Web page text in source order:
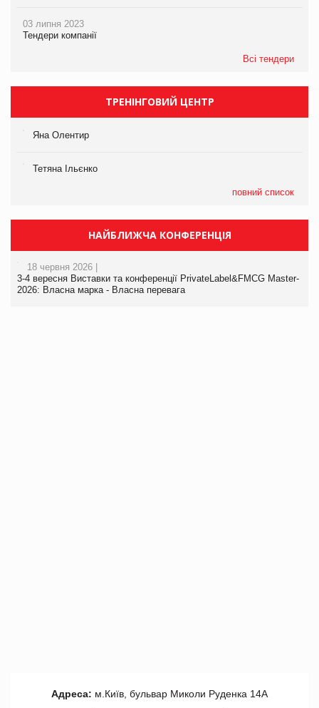
03 липня 2023
Тендери компанії
Всі тендери
ТРЕНІНГОВИЙ ЦЕНТР
Яна Олентир
Тетяна Ільєнко
повний список
НАЙБЛИЖЧА КОНФЕРЕНЦІЯ
18 червня 2026 |
3-4 вересня Виставки та конференції PrivateLabel&FMCG Master-
2026: Власна марка - Власна перевага
Адреса: м.Київ, бульвар Миколи Руденка 14А